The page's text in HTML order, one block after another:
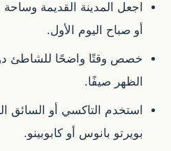
اجعل المدينة القديمة
أو صباح اليوم الأول.
خصص وقتًا واضحًا للشاطئ
الظهر صيفًا.
استخدم التاكسي أو السائق
بويرتو بانوس أو كابوبينو.